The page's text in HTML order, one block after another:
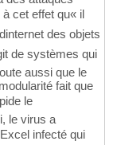
cet effet qu« il
des objets
de systèmes qui
aussi que le
fait que
le
le virus a
infecté qui